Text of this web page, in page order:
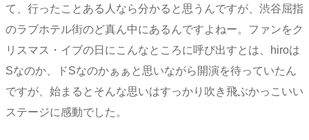
て、行ったことある人なら分かると思うんですが、渋谷屈指
のラブホテル街のど真ん中にあるんですよねー。ファンをク
リスマス・イブの日にこんなところに呼び出すとは、hiroは
Sなのか、ドSなのかぁぁと思いながら開演を待っていたん
ですが、始まるとそんな思いはすっかり吹き飛ぶかっこいい
ステージに感動でした。